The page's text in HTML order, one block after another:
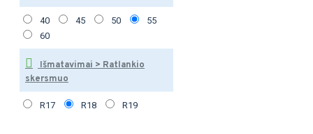
40 45 50
55
60
Išmatavimai > Ratlankio
skersmuo
R17 R18 R19